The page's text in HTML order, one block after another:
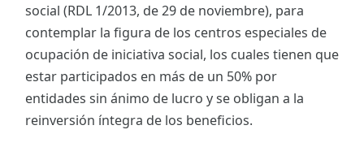
social (RDL 1/2013, de 29 de noviembre), para
contemplar la figura de los centros especiales de
ocupación de iniciativa social, los cuales tienen que
estar participados en más de un 50% por
entidades sin ánimo de lucro y se obligan a la
reinversión íntegra de los beneficios.